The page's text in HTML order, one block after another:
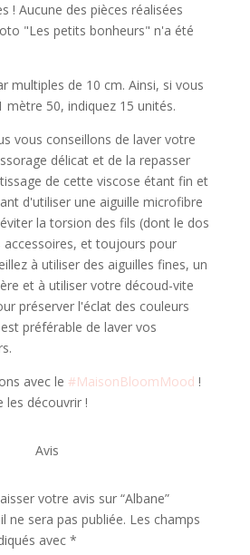
! Aucune des pièces réalisées
"Les petits bonheurs" n'a été
multiples de 10 cm. Ainsi, si vous
mètre 50, indiquez 15 unités.
vous conseillons de laver votre
délicat et de la repasser
de cette viscose étant fin et
d'utiliser une aiguille microfibre
la torsion des fils (dont le dos
accessoires, et toujours pour
à utiliser des aiguilles fines, un
et à utiliser votre découd-vite
préserver l'éclat des couleurs
préférable de laver vos
avec le #MaisonBloomMood !
les découvrir !
Avis
votre avis sur “Albane”
ne sera pas publiée. Les champs
avec *